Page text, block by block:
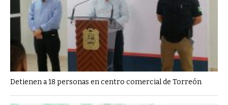
Detienen a 18 personas en centro comercial de Torreón